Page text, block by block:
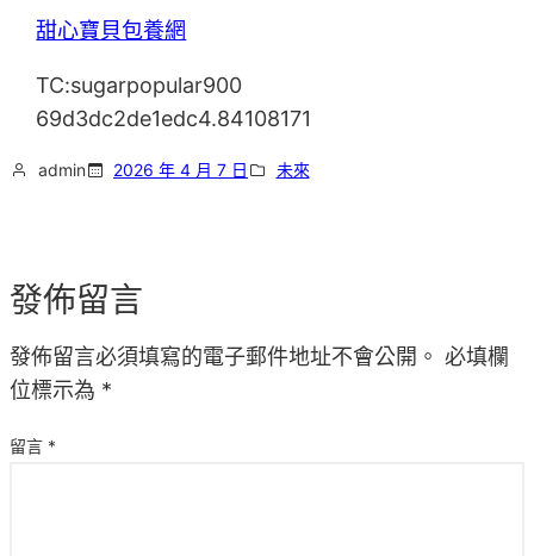
甜心寶貝包養網
TC:sugarpopular900
69d3dc2de1edc4.84108171
admin 2026 年 4 月 7 日 未來
發佈留言
發佈留言必須填寫的電子郵件地址不會公開。 必填欄
位標示為 *
留言 *